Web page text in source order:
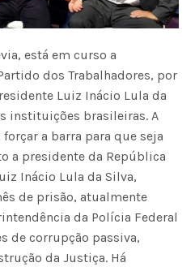
está em curso a
dos Trabalhadores, por
Luiz Inácio Lula da
instituições brasileiras. A
a barra para que seja
a presidente da República
Inácio Lula da Silva,
de prisão, atualmente
da Polícia Federal
de corrupção passiva,
da Justiça. Há